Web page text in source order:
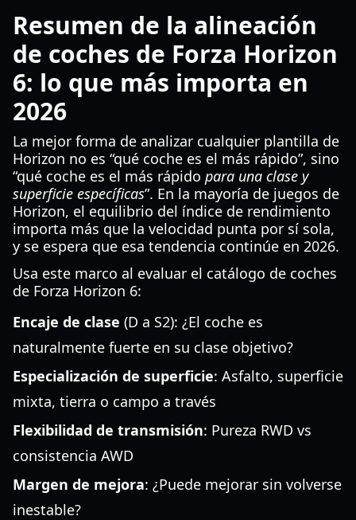
Resumen de la alineación
de coches de Forza Horizon
6: lo que más importa en
2026
La mejor forma de analizar cualquier plantilla de
Horizon no es “qué coche es el más rápido”, sino
“qué coche es el más rápido para una clase y
superficie específicas”. En la mayoría de juegos de
Horizon, el equilibrio del índice de rendimiento
importa más que la velocidad punta por sí sola,
y se espera que esa tendencia continúe en 2026.
Usa este marco al evaluar el catálogo de coches
de Forza Horizon 6:
Encaje de clase (D a S2): ¿El coche es
naturalmente fuerte en su clase objetivo?
Especialización de superficie: Asfalto, superficie
mixta, tierra o campo a través
Flexibilidad de transmisión: Pureza RWD vs
consistencia AWD
Margen de mejora: ¿Puede mejorar sin volverse
inestable?